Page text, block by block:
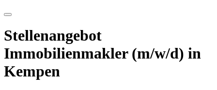
Stellenangebot
Immobilienmakler (m/w/d) in
Kempen